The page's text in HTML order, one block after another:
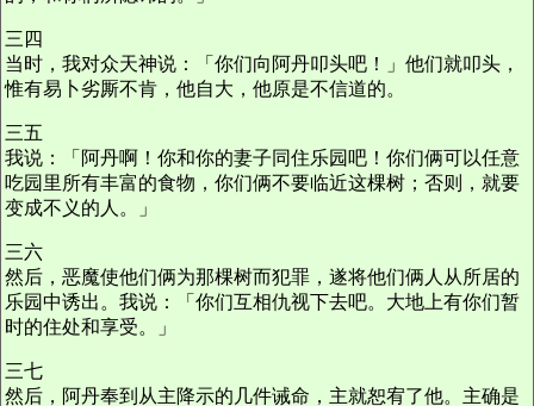
三四
当时，我对众天神说：「你们向阿丹叩头吧！」他们就叩头，
惟有易卜劣厮不肯，他自大，他原是不信道的。
三五
我说：「阿丹啊！你和你的妻子同住乐园吧！你们俩可以任意
吃园里所有丰富的食物，你们俩不要临近这棵树；否则，就要
变成不义的人。」
三六
然后，恶魔使他们俩为那棵树而犯罪，遂将他们俩人从所居的
乐园中诱出。我说：「你们互相仇视下去吧。大地上有你们暂
时的住处和享受。」
三七
然后，阿丹奉到从主降示的几件诫命，主就恕宥了他。主确是